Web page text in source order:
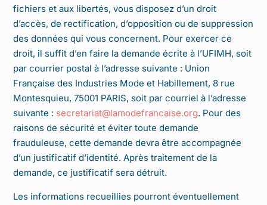
fichiers et aux libertés, vous disposez d’un droit
d’accès, de rectification, d’opposition ou de suppression
des données qui vous concernent. Pour exercer ce
droit, il suffit d’en faire la demande écrite à l’UFIMH, soit
par courrier postal à l’adresse suivante : Union
Française des Industries Mode et Habillement, 8 rue
Montesquieu, 75001 PARIS, soit par courriel à l’adresse
suivante : secretariat@lamodefrancaise.org. Pour des
raisons de sécurité et éviter toute demande
frauduleuse, cette demande devra être accompagnée
d’un justificatif d’identité. Après traitement de la
demande, ce justificatif sera détruit.
Les informations recueillies pourront éventuellement